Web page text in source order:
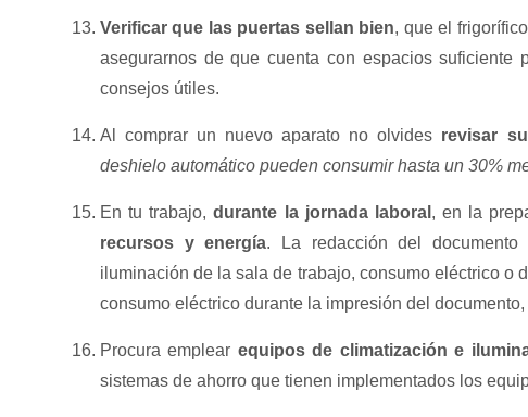
Verificar que las puertas sellan bien, que el
asegurarnos de que cuenta con espacios suficiente
consejos útiles.
Al comprar un nuevo aparato no olvides revisar
deshielo automático pueden consumir hasta un 30%
En tu trabajo,durante la jornada laboral , en la
recursos y energía. La redacción del
iluminación de la sala de trabajo, consumo eléctrico o
consumo eléctrico durante la impresión del
Procura emplear equipos de climatización e
sistemas de ahorro que tienen implementados los